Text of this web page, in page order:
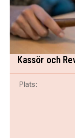
Kassör och
Plats: